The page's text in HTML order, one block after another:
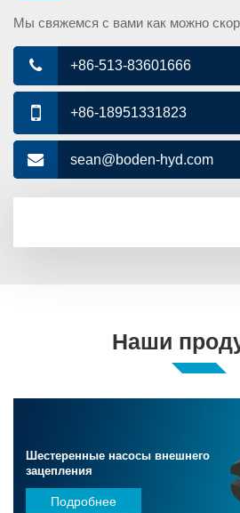
Мы свяжемся с вами как можно
+86-513-83601666
+86-18951331823
sean@boden-hyd.com
Наши
Тандемные насосы
Подробнее